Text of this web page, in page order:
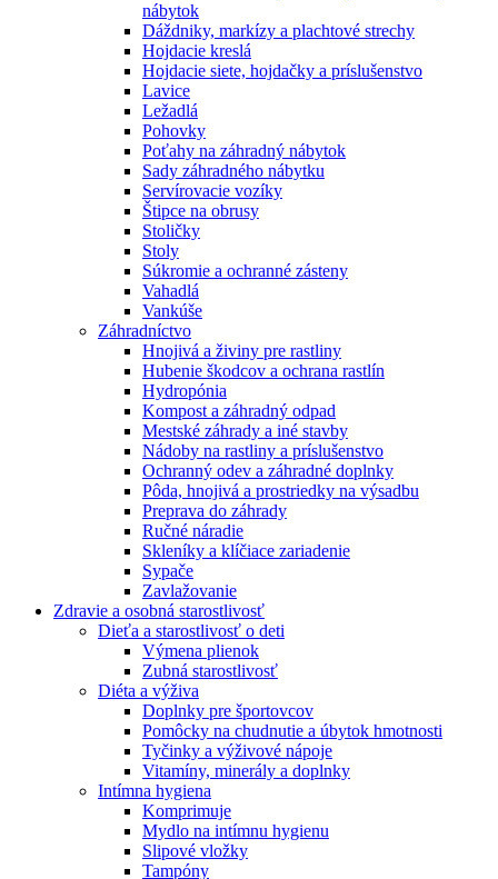
nábytok
Dáždniky, markízy a plachtové strechy
Hojdacie kreslá
Hojdacie siete, hojdačky a príslušenstvo
Lavice
Ležadlá
Pohovky
Poťahy na záhradný nábytok
Sady záhradného nábytku
Servírovacie vozíky
Štipce na obrusy
Stoličky
Stoly
Súkromie a ochranné zásteny
Vahadlá
Vankúše
Záhradníctvo
Hnojivá a živiny pre rastliny
Hubenie škodcov a ochrana rastlín
Hydropónia
Kompost a záhradný odpad
Mestské záhrady a iné stavby
Nádoby na rastliny a príslušenstvo
Ochranný odev a záhradné doplnky
Pôda, hnojivá a prostriedky na výsadbu
Preprava do záhrady
Ručné náradie
Skleníky a klíčiace zariadenie
Sypače
Zavlažovanie
Zdravie a osobná starostlivosť
Dieťa a starostlivosť o deti
Výmena plienok
Zubná starostlivosť
Diéta a výživa
Doplnky pre športovcov
Pomôcky na chudnutie a úbytok hmotnosti
Tyčinky a výživové nápoje
Vitamíny, minerály a doplnky
Intímna hygiena
Komprimuje
Mydlo na intímnu hygienu
Slipové vložky
Tampóny